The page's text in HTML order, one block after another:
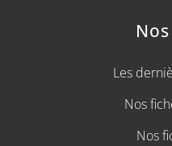
Les
Nos
Nos